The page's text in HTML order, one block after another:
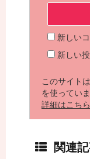
新しい
新しい
このサイト
を使っていま
詳細はこち
関連